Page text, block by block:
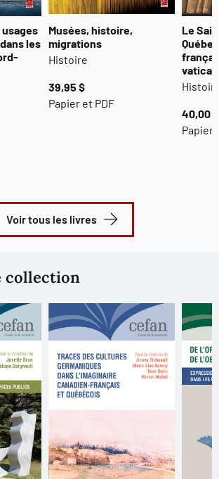
les
Musées, histoire,
migrations
Histoire
39,95 $
Papier et PDF
Le
40,00 $
Papier
Voir tous les livres
collection